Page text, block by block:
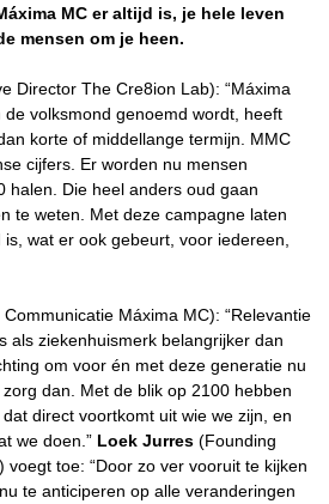
MC er altijd is, je hele leven
mensen om je heen.
Director The Cre8ion Lab): “Máxima
volksmond genoemd wordt, heeft
korte of middellange termijn. MMC
cijfers. Er worden nu mensen
halen. Die heel anders oud gaan
te weten. Met deze campagne laten
wat er ook gebeurt, voor iedereen,
Máxima MC): “Relevantie
als ziekenhuismerk belangrijker dan
om voor én met deze generatie nu
dan. Met de blik op 2100 hebben
direct voortkomt uit wie we zijn, en
we doen.” Loek Jurres (Founding
voegt toe: “Door zo ver vooruit te kijken
te anticiperen op alle veranderingen